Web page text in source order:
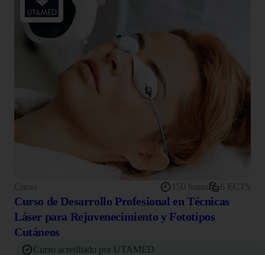
Curso 150 horas 6 ECTS
Curso de Desarrollo Profesional en Técnicas
Láser para Rejuvenecimiento y Fototipos
Cutáneos
Curso acreditado por UTAMED